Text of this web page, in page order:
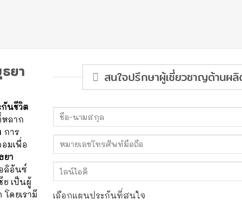
ยา
กันชีวิต
ลาก
การ
มเพื่อ
ยา
ลิอันซ์
ย เป็นผู้
ดยเรามี
สนใจปรึกษาผู้เชี่ยวชาญด้านผ
เลือกแผนประกันที่สนใจ